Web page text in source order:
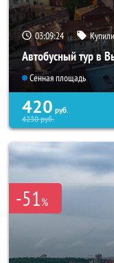
03:09:24
Автобусный тур в
Сенная площадь
420 руб.
4230руб.
-51%